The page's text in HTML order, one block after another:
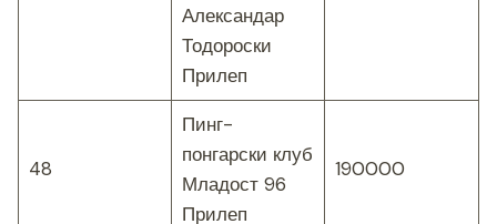
Александар
Тодороски
Прилеп
48
Пинг-
понгарски клуб
Младост 96
Прилеп
190000